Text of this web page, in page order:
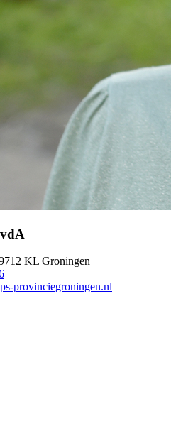
KL Groningen
provinciegroningen.nl